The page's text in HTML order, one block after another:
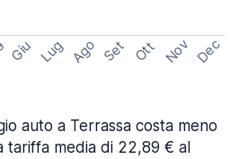
Giu Lug Ago Set Ott Nov Dec
auto a Terrassa costa meno
media di 22,89 € al